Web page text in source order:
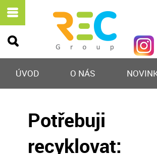
ÚVOD O NÁS
Potřebuji
recyklovat: